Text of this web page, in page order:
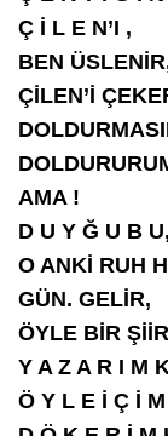
Ç İ L E N’I ,
BEN
ÇİLEN’İ
AMA !
D U Y Ğ U B U,
O ANKİ RUH
GÜN. GELİR,
ÖYLE BİR
Y A Z A R I M
Ö Y L E İ Ç İ